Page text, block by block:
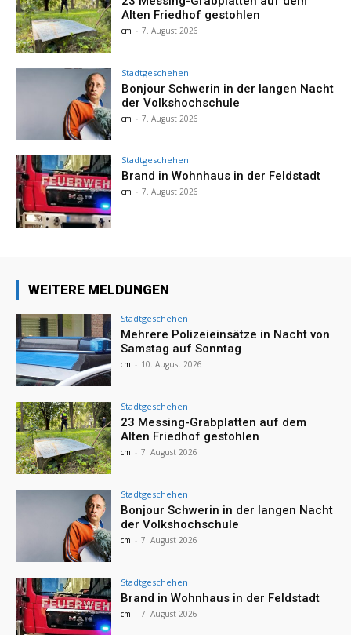
Alten Friedhof gestohlen
cm - 7. August 2026
Stadtgeschehen
Bonjour Schwerin in der langen Nacht
der Volkshochschule
cm - 7. August 2026
Stadtgeschehen
Brand in Wohnhaus in der Feldstadt
cm - 7. August 2026
WEITERE MELDUNGEN
Stadtgeschehen
Mehrere Polizeieinsätze in Nacht von
Samstag auf Sonntag
cm - 10. August 2026
Stadtgeschehen
23 Messing-Grabplatten auf dem
Alten Friedhof gestohlen
cm - 7. August 2026
Stadtgeschehen
Bonjour Schwerin in der langen Nacht
der Volkshochschule
cm - 7. August 2026
Stadtgeschehen
Brand in Wohnhaus in der Feldstadt
cm - 7. August 2026